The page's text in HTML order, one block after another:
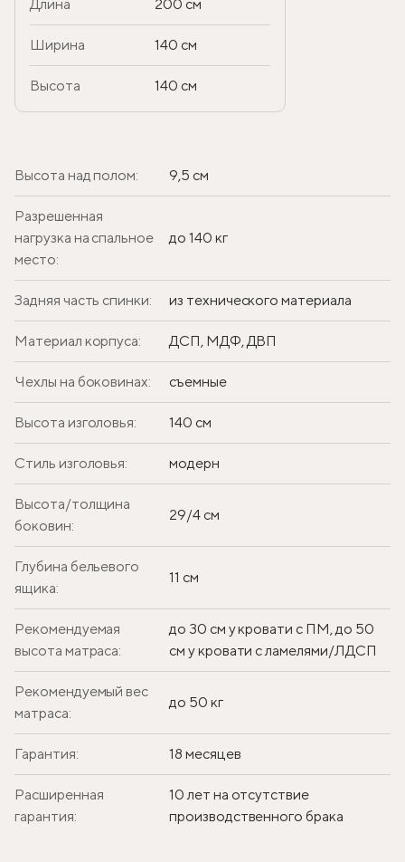
Длина 200 см
Ширина 140 см
Высота 140 см
Высота над полом: 9,5 см
Разрешенная
нагрузка на спальное
место:
до 140 кг
Задняя часть спинки: из технического материала
Материал корпуса: ДСП, МДФ, ДВП
Чехлы на боковинах: съемные
Высота изголовья: 140 см
Стиль изголовья: модерн
Высота/толщина
боковин:
29/4 см
Глубина бельевого
ящика:
11 см
Рекомендуемая
высота матраса:
до 30 см у кровати с ПМ, до 50
см у кровати с ламелями/ЛДСП
Рекомендуемый вес
матраса:
до 50 кг
Гарантия: 18 месяцев
Расширенная
гарантия:
10 лет на отсутствие
производственного брака